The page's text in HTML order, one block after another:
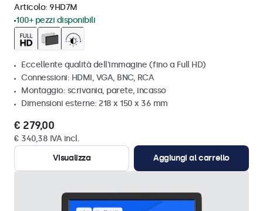
Articolo: 9HD7M
100+ pezzi disponibili
Eccellente qualità dell'immagine (fino a Full HD)
Connessioni: HDMI, VGA, BNC, RCA
Montaggio: scrivania, parete, incasso
Dimensioni esterne: 218 x 150 x 36 mm
€ 279,00
€ 340,38 IVA incl.
Visualizza
Aggiungi al carrello